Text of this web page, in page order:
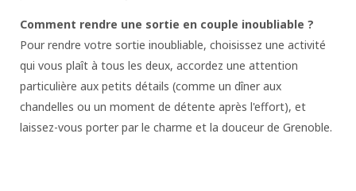
Comment rendre une sortie en couple inoubliable ?
Pour rendre votre sortie inoubliable, choisissez une activité
qui vous plaît à tous les deux, accordez une attention
particulière aux petits détails (comme un dîner aux
chandelles ou un moment de détente après l'effort), et
laissez-vous porter par le charme et la douceur de Grenoble.